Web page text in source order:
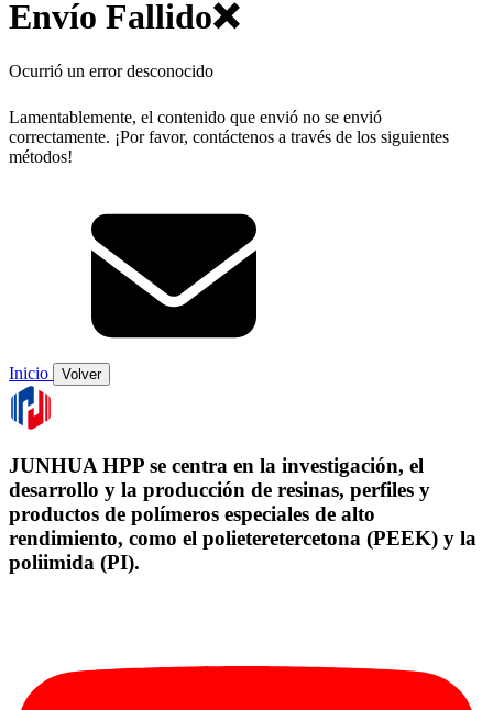
Envío Fallido❌
Ocurrió un error desconocido
Lamentablemente, el contenido que envió no se envió
correctamente. ¡Por favor, contáctenos a través de los siguientes
métodos!
Inicio Volver
JUNHUA HPP se centra en la investigación, el
desarrollo y la producción de resinas, perfiles y
productos de polímeros especiales de alto
rendimiento, como el polieteretercetona (PEEK) y la
poliimida (PI).